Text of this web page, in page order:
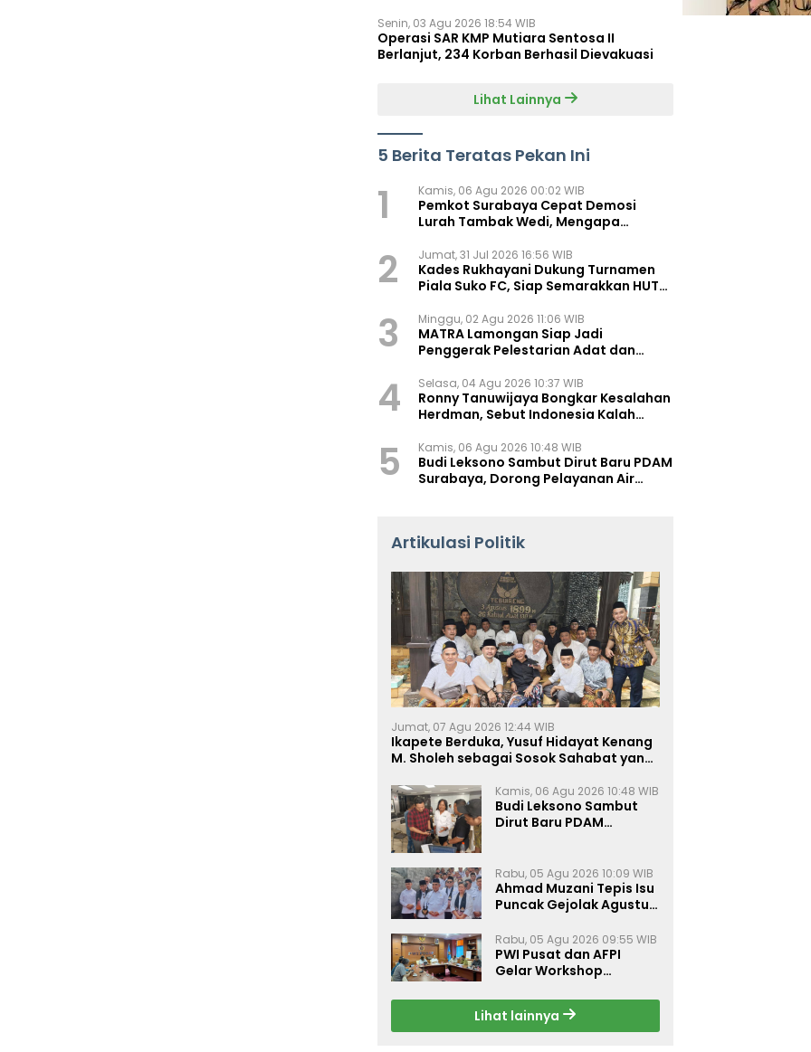
Senin, 03 Agu 2026 18:54 WIB
Operasi SAR KMP Mutiara Sentosa II
Berlanjut, 234 Korban Berhasil Dievakuasi
Lihat Lainnya
5 Berita Teratas Pekan Ini
1 Kamis, 06 Agu 2026 00:02 WIB
Pemkot Surabaya Cepat Demosi
Lurah Tambak Wedi, Mengapa
2 Jumat, 31 Jul 2026 16:56 WIB
Kades Rukhayani Dukung Turnamen
Piala Suko FC, Siap Semarakkan HUT
3 Minggu, 02 Agu 2026 11:06 WIB
MATRA Lamongan Siap Jadi
Penggerak Pelestarian Adat dan
4 Selasa, 04 Agu 2026 10:37 WIB
Ronny Tanuwijaya Bongkar Kesalahan
Herdman, Sebut Indonesia Kalah
5 Kamis, 06 Agu 2026 10:48 WIB
Budi Leksono Sambut Dirut Baru PDAM
Surabaya, Dorong Pelayanan Air
Artikulasi Politik
Jumat, 07 Agu 2026 12:44 WIB
Ikapete Berduka, Yusuf Hidayat Kenang
M. Sholeh sebagai Sosok Sahabat yang
Kamis, 06 Agu 2026 10:48 WIB
Budi Leksono Sambut
Dirut Baru PDAM
Makin Prima
Rabu, 05 Agu 2026 10:09 WIB
Ahmad Muzani Tepis Isu
Puncak Gejolak Agustus
Perkuat Persatuan
Rabu, 05 Agu 2026 09:55 WIB
PWI Pusat dan AFPI
Gelar Workshop
Inklusi Keuangan, dan
Perlindungan Publik
Lihat lainnya